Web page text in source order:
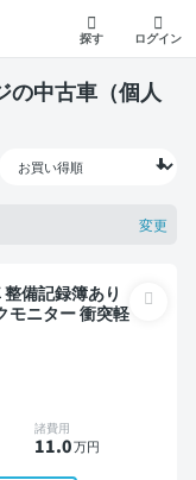
探す ログイン
の中古車（個人
変更
モニター 衝突軽
諸費用
11.0万円